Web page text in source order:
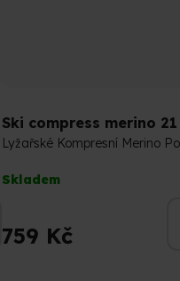
Ski compress merino 21
Lyžařské Kompresní Merino
Průměrné
hodnocení
je
5,0
Skladem
759 Kč